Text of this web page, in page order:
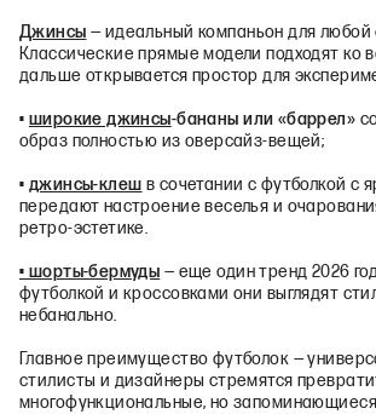
Джинсы — идеальный компаньон для любой
Классические прямые модели подходят ко
дальше открывается простор для
• широкие джинсы-бананы или «баррел»
образ полностью из оверсайз-вещей;
• джинсы-клеш в сочетании с футболкой с
передают настроение веселья и
ретро-эстетике.
• шорты-бермуды — еще один тренд 2026
футболкой и кроссовками они выглядят
небанально.
Главное преимущество футболок —
стилисты и дизайнеры стремятся
многофункциональные, но